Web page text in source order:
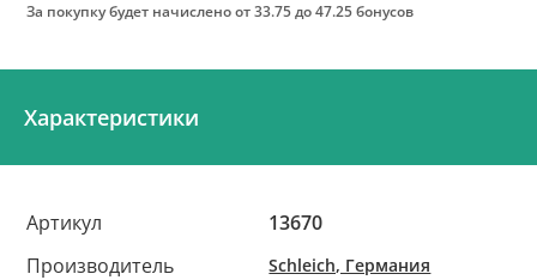
За покупку будет начисленоот 33.75 до 47.25 бонусов
Характеристики
Артикул
13670
Производитель
Schleich, Германия